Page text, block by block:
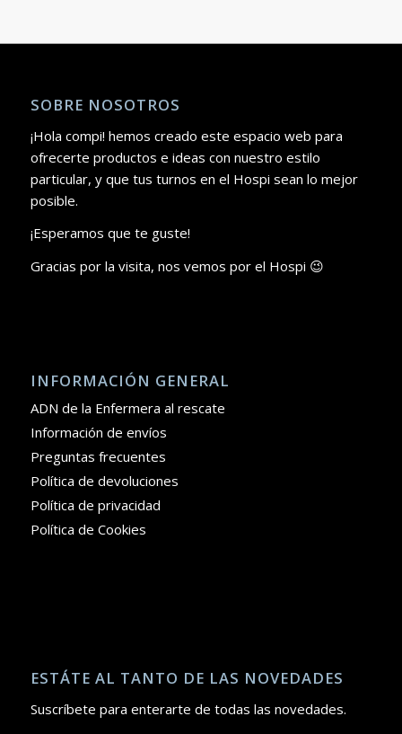
SOBRE NOSOTROS
¡Hola compi! hemos creado este espacio web para
ofrecerte productos e ideas con nuestro estilo
particular, y que tus turnos en el Hospi sean lo mejor
posible.
¡Esperamos que te guste!
Gracias por la visita, nos vemos por el Hospi 😉
INFORMACIÓN GENERAL
ADN de la Enfermera al rescate
Información de envíos
Preguntas frecuentes
Política de devoluciones
Política de privacidad
Política de Cookies
ESTÁTE AL TANTO DE LAS NOVEDADES
Suscríbete para enterarte de todas las novedades.